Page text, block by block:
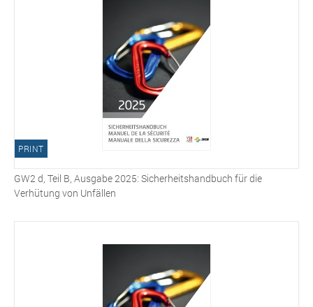
PRINT
GW2 d, Teil B, Ausgabe 2025: Sicherheitshandbuch für die
Verhütung von Unfällen